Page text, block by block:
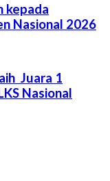
kepada
Nasional 2026
Juara 1
Nasional